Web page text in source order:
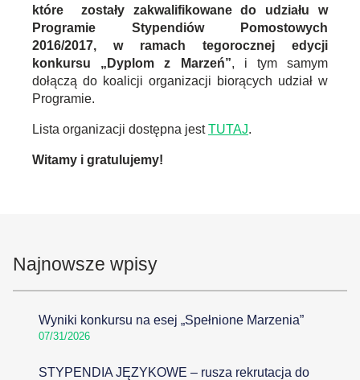
które
zostały zakwalifikowane do udziału w
Programie Stypendiów Pomostowych
2016/2017, w ramach tegorocznej edycji
konkursu „Dyplom z Marzeń”, i tym samym
dołączą do koalicji organizacji biorących udział w
Programie.
Lista organizacji dostępna jestTUTAJ.
Witamy i gratulujemy!
Najnowsze wpisy
Wyniki konkursu na esej „Spełnione Marzenia”
07/31/2026
STYPENDIA JĘZYKOWE – rusza rekrutacja do